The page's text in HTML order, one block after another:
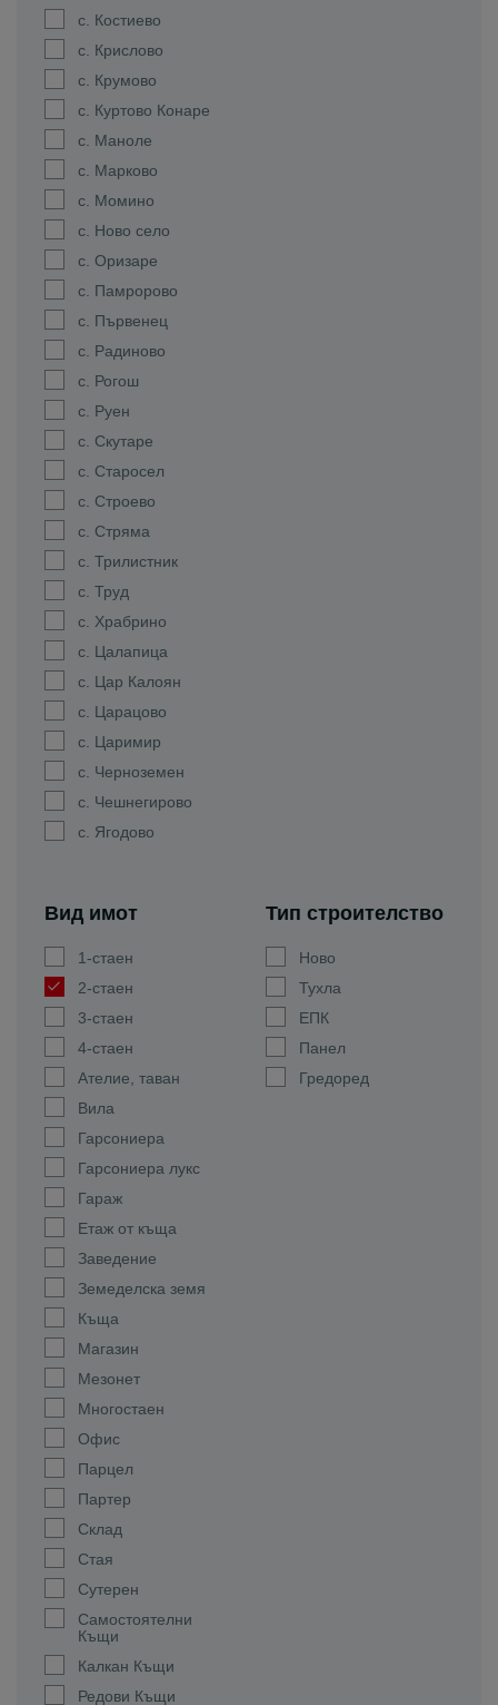
с. Костиево
с. Крислово
с. Крумово
с. Куртово Конаре
с. Маноле
с. Марково
с. Момино
с. Ново село
с. Оризаре
с. Памророво
с. Първенец
с. Радиново
с. Рогош
с. Руен
с. Скутаре
с. Старосел
с. Строево
с. Стряма
с. Трилистник
с. Труд
с. Храбрино
с. Цалапица
с. Цар Калоян
с. Царацово
с. Царимир
с. Черноземен
с. Чешнегирово
с. Ягодово
Вид имот
1-стаен
2-стаен
3-стаен
4-стаен
Ателие, таван
Вила
Гарсониера
Гарсониера лукс
Гараж
Етаж от къща
Заведение
Земеделска земя
Къща
Магазин
Мезонет
Многостаен
Офис
Парцел
Партер
Склад
Стая
Сутерен
Самостоятелни
Къщи
Калкан Къщи
Редови Къщи
Тип строителство
Ново
Тухла
ЕПК
Панел
Гредоред